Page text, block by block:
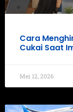
Cara
Cukai Saat
Mei 12, 2026